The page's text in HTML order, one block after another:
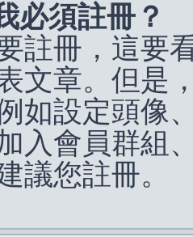
必須註冊？
註冊，這要
文章。但是
如設定頭像
入會員群組
議您註冊。